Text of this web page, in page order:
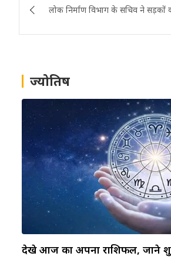
navigation
लोक निर्माण विभाग के सचिव ने सड़कों
ज्योतिष
देखे आज का अपना राशिफल,